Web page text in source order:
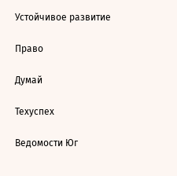
Устойчивое развитие
Право
Думай
Техуспех
Ведомости Юг